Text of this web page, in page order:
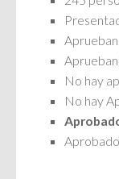
No hay
No hay